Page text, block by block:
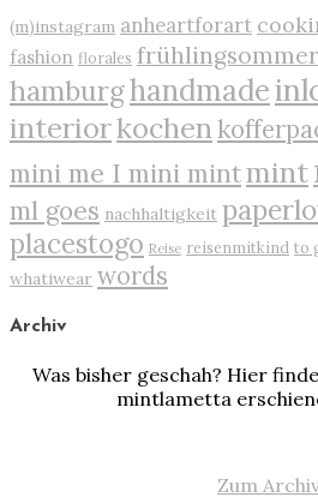
(m)instagram anheartforart
fashion florales
hamburghandmade
interiorkochen
mini me I mini mintmint
ml goes nachhaltigkeit
placestogo Reise reisenmitkind to
whatiwear words
Archiv
Was bisher geschah? Hier
mintlametta
Zum